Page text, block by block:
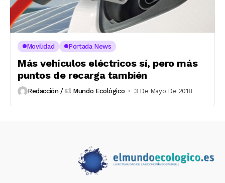
Movilidad Portada News
Más vehículos eléctricos sí, pero más
puntos de recarga también
Redacción / El Mundo Ecológico 3 De Mayo De 2018